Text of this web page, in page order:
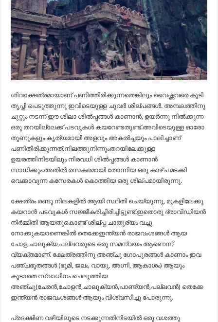
ശിവക്ഷേത്രമായാണ് പണിത്തിരിക്കുന്നതെങ്കിലും വൈഷ്ണവരെ കൂടി
തൃപ്തി പെടുത്തുന്നു ഇവിടെയുള്ള ചുവർ ശില്പങ്ങൾ. അമ്പലത്തിനു
ചുറ്റും നടന്ന് ഈ ശിലാ ശിൽപ്പങ്ങൾ കാണാൻ, ഉയർന്നു നിൽക്കുന്ന
ഒരു തറയില്ലേക്ക് പടവുകൾ കയറേണ്ടതുണ്ട്.അവിടെയുള്ള ഓരോ
തൂണുകളും കൃത്യമായി അളവും അകൽച്ചയും പാലിച്ചാണ്
പണിതിരിക്കുന്നത്.നിലത്തുനിന്നുംതറയിലേക്കുള്ള
ഉയരത്തിനിടയിലും നിരവധി ശിൽപ്പങ്ങൾ കാണാൻ
സാധിക്കും.അതിൽ രസകരമായി തോന്നിയ ഒരു കാഴ്ച മടക്കി
വെക്കാവുന്ന കസേരകൾ കൊത്തിയ ഒരു ശില്പമായിരുന്നു.
ക്ഷേത്രം രണ്ടു നിലകളിൽ ആയി സ്ഥിതി ചെയ്യുന്നു, മുകളിലേക്കു
കയറാൻ പടവുകൾ സജ്ജീകരിച്ചിരിച്ചിട്ടുണ്ട്.ഇതൊരു ദ്രാവിഡിയൻ
നിർമ്മിതി ആയതുകൊണ്ട് ശില്പ്പ ചാതുര്യം വച്ചു
നോക്കുകയാണെങ്കിൽ തെക്കേഇന്ത്യൻ രാജവംശങ്ങൾ ആയ
ചോള,ചാലൂക്യ,പല്ലവരുടെ ഒരു സമന്വയം ആണെന്ന്
വ്യക്തമാണ്. ക്ഷേത്രത്തിനു അഞ്ചു ഗോപുരങ്ങൾ കാണാം ഇവ
പഞ്ചഭൂതങ്ങൾ (ഭൂമി, ജലം, വായു, അഗ്നി, ആകാശം) ആയും
കൂടാതെ സ്വാധീനം ചെലുത്തിയ
അഞ്ചു(ചേരൻ,ചോളൻ,ചാലൂക്യൻ,പാണ്ട്യൻ,പല്ലവൻ) തെക്കേ
ഇന്ത്യൻ രാജവംശങ്ങൾ ആയും വിശ്വസിച്ചു പോരുന്നു.
പ്രദക്ഷിണ വഴിയിലൂടെ നടക്കുന്നതിനിടയിൽ ഒരു വശത്തു